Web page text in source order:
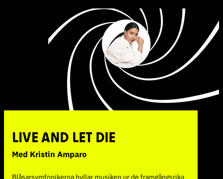
LIVE AND LET DIE
Med Kristin Amparo
Blåsarsymfonikerna hyllar musiken ur de framgångsrika